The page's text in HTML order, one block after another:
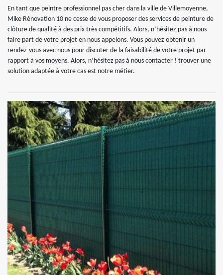
En tant que peintre professionnel pas cher dans la ville de Villemoyenne,
Mike Rénovation 10 ne cesse de vous proposer des services de peinture de
clôture de qualité à des prix très compétitifs. Alors, n’hésitez pas à nous
faire part de votre projet en nous appelons. Vous pouvez obtenir un
rendez-vous avec nous pour discuter de la faisabilité de votre projet par
rapport à vos moyens. Alors, n’hésitez pas à nous contacter ! trouver une
solution adaptée à votre cas est notre métier.